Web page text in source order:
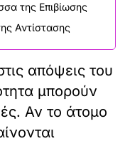
της Επιβίωσης
Αντίστασης
απόψεις του
μπορούν
Αν το άτομο